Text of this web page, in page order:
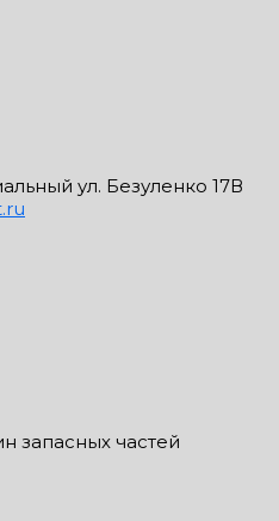
ул. Безуленко 17В
запасных частей